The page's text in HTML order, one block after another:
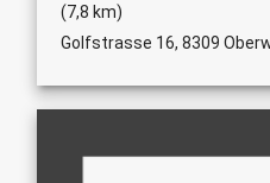
(7,8 km)
Golfstrasse 16, 8309